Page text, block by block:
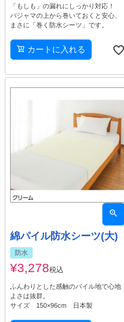
「もしも」の漏れにしっかり対応！
パジャマの上から巻いておくと安心、
まさに「巻く防水シーツ」です。
カートに入れる
綿パイル防水シーツ(大)
防水
¥3,278税込
ふんわりとした感触のパイル地で心地
よさは抜群。
サイズ 150×96cm 日本製